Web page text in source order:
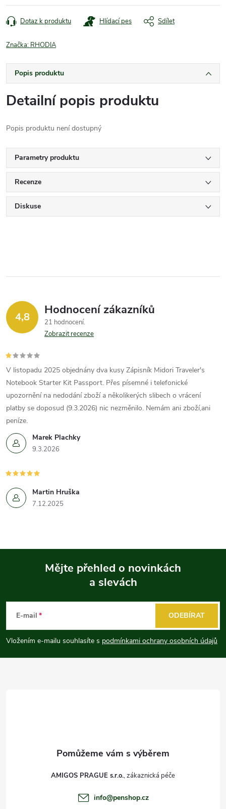
cena:
Dotaz k produktu Hlídací pes Sdílet
Značka: RHODIA
Popis produktu
Detailní popis produktu
Popis produktu není dostupný
Parametry produktu
Recenze
Diskuse
4,8 Hodnocení zákazníků
21 hodnocení
Zobrazit recenze
Marek Plachky
9.3.2026
V listopadu 2025 objednány dva kusy Zápisník Midori Traveler's
Notebook Starter Kit Passport. Přes písemné i telefonické
upozornění na nedodání zboží a několikerých slibech o vrácení
platby se doposud (9.3.2026) nic nezměnilo. Nemám ani zboží,ani
peníze.
Martin Hruška
7.12.2025
p
a
Mějte přehled o novinkách
a slevách
E-mail
Vložením e-mailu souhlasíte s podmínkami ochrany osobních údajů
ODEBÍRAT
AMIGOS PRAGUE s.r.o.
info@penshop.cz